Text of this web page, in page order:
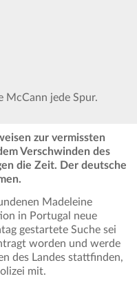
McCann jede Spur.
zur vermissten
Verschwinden des
die Zeit. Der deutsche
Madeleine
in Portugal neue
gestartete Suche sei
worden und werde
des Landes stattfinden,
mit.